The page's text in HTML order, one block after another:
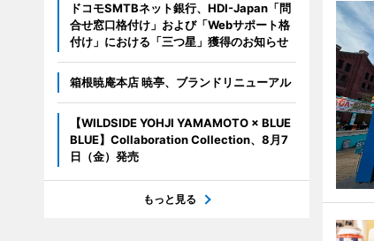
ドコモSMTBネット銀行、HDI-Japan「問
合せ窓口格付け」および「Webサポート格
付け」における「三つ星」獲得のお知らせ
箱根暁庵本店 暁亭、ブランドリニューアル
【WILDSIDE YOHJI YAMAMOTO × BLUE
BLUE】Collaboration Collection、8月7
日（金）発売
もっと見る